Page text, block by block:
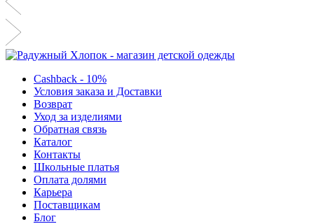
Cashback - 10%
Условия заказа и Доставки
Возврат
Уход за изделиями
Обратная связь
Каталог
Контакты
Школьные платья
Оплата долями
Карьера
Поставщикам
Блог